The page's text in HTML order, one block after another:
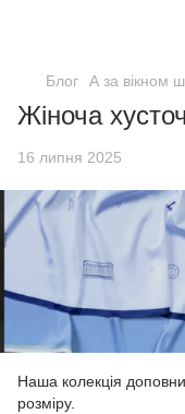
Блог А за вікном
Жіноча
16 липня 2025
Наша колекція
розміру.